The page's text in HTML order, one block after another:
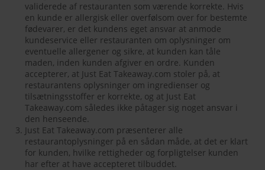
validerede af restauranten som værende korrekte. Hvis
en kunde er allergisk eller overfølsom over for bestemte
fødevarer, er det kundens eget ansvar at anmode
kundeservice eller restauranten om oplysninger om
eventuelle allergener og sikre, at kunden kan tåle
maden, inden kunden afgiver en ordre. Kunden
accepterer, at Just Eat Takeaway.com stoler på, at
restaurantens oplysninger om ingredienser og
tilsætningsstoffer er korrekte, og at Just Eat
Takeaway.com således ikke påtager sig noget ansvar i
den henseende.
Just Eat Takeaway.com præsenterer alle
restaurantoplysninger på en sådan måde, at det er klart
for kunden, hvilke rettigheder og forpligtelser kunden
har efter at have accepteret tilbuddet.